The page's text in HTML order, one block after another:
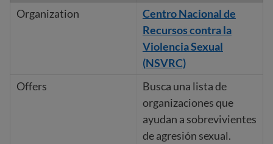
Centro Nacional de
Recursos contra la
Violencia Sexual
(NSVRC)
Busca una lista de
organizaciones que
ayudan a sobrevivientes
de agresión sexual.